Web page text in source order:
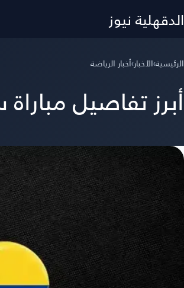
الدقهلية نيوز
الرئيسية›الأخبار›أخبار الرياضة
أبرز تفاصيل مباراة